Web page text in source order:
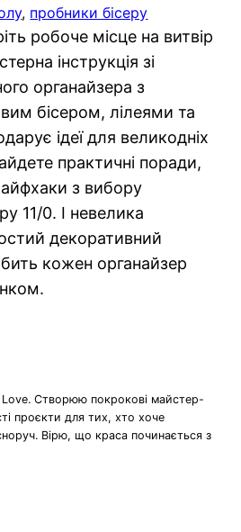
, пробники бісеру
робоче місце на витвір
інструкція зі
органайзера з
бісером, лілеями та
ідеї для великодніх
практичні поради,
з вибору
11/0. І невелика
декоративний
кожен органайзер
Створюю покрокові майстер-
проєкти для тих, хто хоче
Вірю, що краса починається з